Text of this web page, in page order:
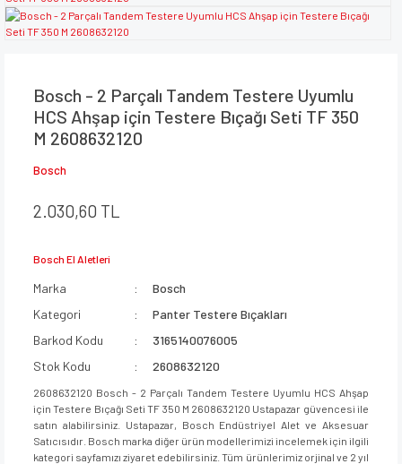
Bosch - 2 Parçalı Tandem Testere Uyumlu
HCS Ahşap için Testere Bıçağı Seti TF 350
M 2608632120
Bosch
2.030,60 TL
Bosch El Aletleri
Marka
Bosch
Kategori
Panter Testere Bıçakları
Barkod Kodu
3165140076005
Stok Kodu
2608632120
2608632120 Bosch - 2 Parçalı Tandem Testere Uyumlu HCS Ahşap
için Testere Bıçağı Seti TF 350 M 2608632120 Ustapazar güvencesi ile
satın alabilirsiniz. Ustapazar, Bosch Endüstriyel Alet ve Aksesuar
Satıcısıdır. Bosch marka diğer ürün modellerimizi incelemek için ilgili
kategori sayfamızı ziyaret edebilirsiniz. Tüm ürünlerimiz orjinal ve 2 yıl